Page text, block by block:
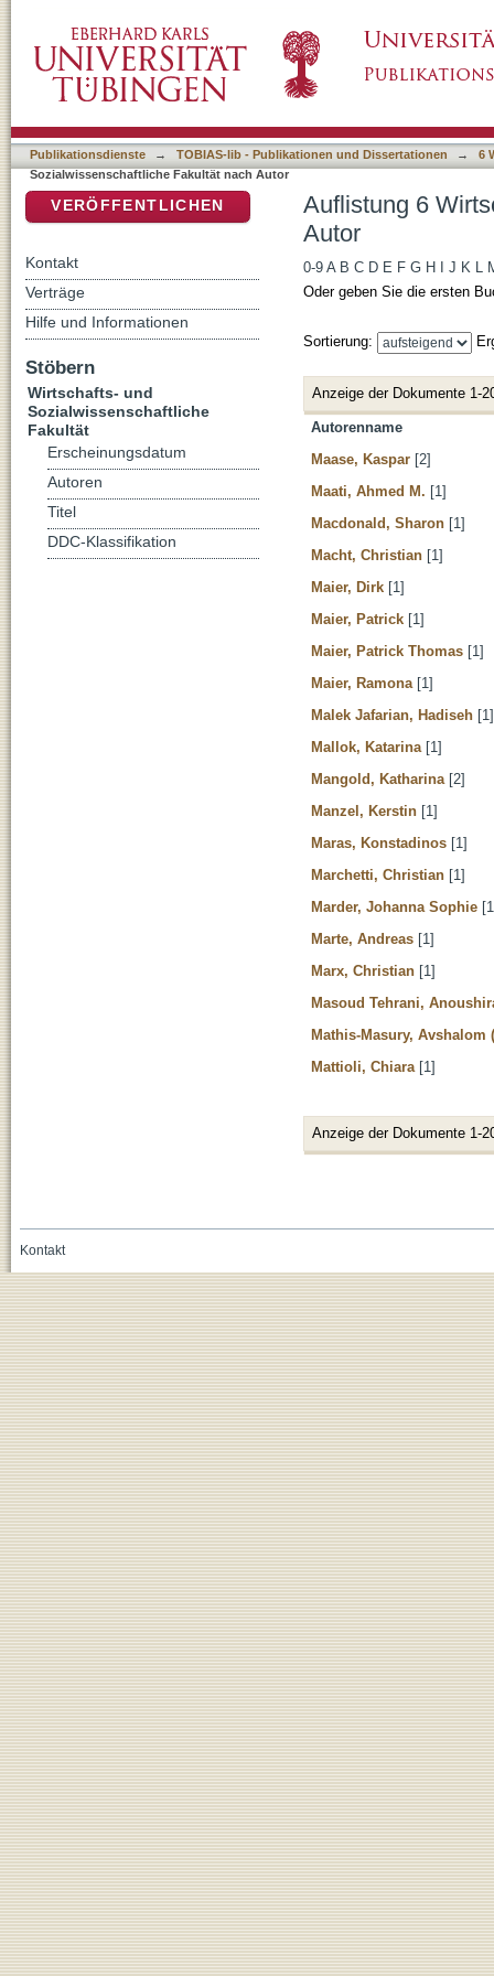
Publikationsdienste → TOBIAS-lib - Publikationen und Dissertationen →
6
Sozialwissenschaftliche Fakultät nach Autor
Auflistung 6
Autor
0-9 A B C D E F G H J K L
Oder geben Sie die ersten
Sortierung:
Anzeige der Dokumente 1-
Autorenname
Maase, Kaspar [2]
Maati, Ahmed M. [1]
Macdonald, Sharon [1]
Macht, Christian [1]
Maier, Dirk [1]
Maier, Patrick [1]
Maier, Patrick Thomas [1]
Maier, Ramona [1]
Malek Jafarian, Hadiseh [1]
Mallok, Katarina [1]
Mangold, Katharina [2]
Manzel, Kerstin [1]
Maras, Konstadinos [1]
Marchetti, Christian [1]
Marder, Johanna Sophie
Marte, Andreas [1]
Marx, Christian [1]
Masoud Tehrani,
Mathis-Masury, Avshalom
Mattioli, Chiara [1]
Anzeige der Dokumente 1-
VERÖFFENTLICHEN
Kontakt
Verträge
Hilfe und Informationen
Stöbern
Wirtschafts- und
Sozialwissenschaftliche
Fakultät
Erscheinungsdatum
Autoren
Titel
DDC-Klassifikation
Kontakt